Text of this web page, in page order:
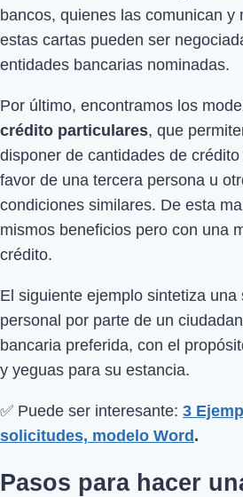
bancos, quienes las comunican y
estas cartas pueden ser
entidades bancarias nominadas.
Por último, encontramos los
crédito particulares, que
disponer de cantidades de
favor de una tercera persona u
condiciones similares. De esta
mismos beneficios pero con una
crédito.
El siguiente ejemplo sintetiza
personal por parte de un
bancaria preferida, con el
y yeguas para su estancia.
✅ Puede ser interesante: 3
solicitudes, modelo Word.
Pasos para hacer